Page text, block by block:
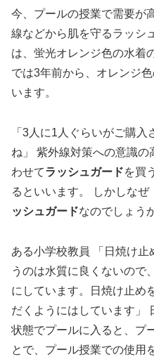
今、プールの授業で需要が
線などから肌を守るラッシ
は、蛍光オレンジ色の水着
では3年前から、オレンジ
います。
「3人に1人ぐらいがご購
ね」 紫外線対策への意識
わせてラッシュガードを買
るといいます。 しかしなぜ
ッシュガードなのでしょう
ある小学校教員 「日焼け
うのは水質に良くないので
にしています。日焼け止め
だくようにはしています」
状態でプールに入ると、プ
とで、プール授業での使用